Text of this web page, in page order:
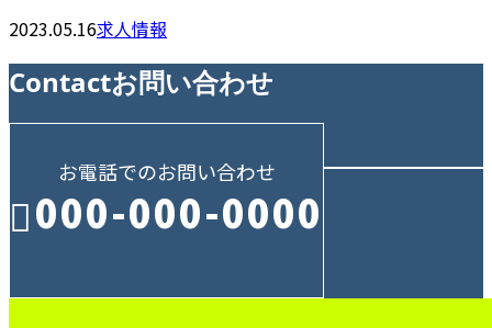
2023.05.16求人情報
Contactお問い合わせ
お電話でのお問い合わせ
000-000-0000